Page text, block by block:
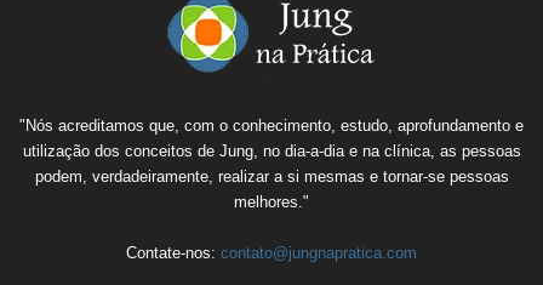
"Nós acreditamos que, com o conhecimento, estudo, aprofundamento e
utilização dos conceitos de Jung, no dia-a-dia e na clínica, as pessoas
podem, verdadeiramente, realizar a si mesmas e tornar-se pessoas
melhores."
Contate-nos: contato@jungnapratica.com